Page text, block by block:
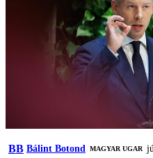
BB Bálint Botond MAGYAR UGAR